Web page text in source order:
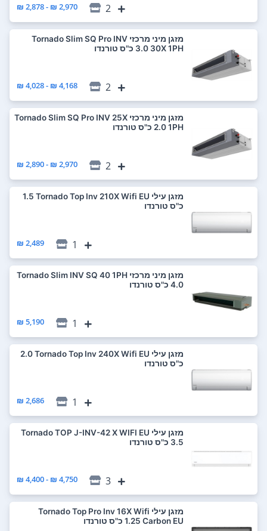
2
2,970 ₪ - 2,878 ₪
‏מזגן מיני מרכזי Tornado Slim SQ Pro INV
30X 1PH ‏3.0 ‏כ"ס טורנדו
2
4,168 ₪ - 4,028 ₪
‏מזגן מיני מרכזי Tornado Slim SQ Pro INV 25X
1PH ‏2.0 ‏כ"ס טורנדו
2
2,970 ₪ - 2,890 ₪
‏מזגן עילי Tornado Top Inv 210X Wifi EU ‏1.5
‏כ"ס טורנדו
1
2,489 ₪
‏מזגן מיני מרכזי Tornado Slim INV SQ 40 1PH
1
5,190 ₪
‏מזגן עילי Tornado Top Inv 240X Wifi EU ‏2.0
‏כ"ס טורנדו
1
2,686 ₪
‏מזגן עילי Tornado TOP J-INV-42 X WIFI EU
3
4,750 ₪ - 4,400 ₪
‏מזגן עילי Tornado Top Pro Inv 16X Wifi
Carbon EU ‏1.25 ‏כ"ס טורנדו